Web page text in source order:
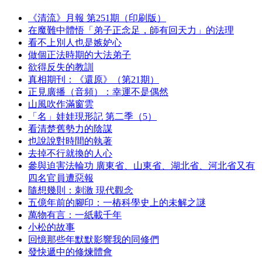
《清流》月報 第251期（印刷版）
在魔難中體悟「弟子正念足，師有回天力」的法理
看不上別人也是嫉妒心
做個正法時期的大法弟子
欲得反失的教訓
真相期刊：《還原》（第21期）
正見廣播（音頻）：幸運不是偶然
山風吹作滿窗雲
「名」娃娃現形記 第二季（5）
看清楚舊勢力的陰謀
也說說對時間的執著
去掉不行就換的人心
參與迫害法輪功 廣東省、山東省、湖北省、河北省又有
四名官員遭惡報
隨想幾則：刺激 現代觀念
五億年前的腳印：一樁科學史上的未解之謎
萬物有言：一紙載千年
小松的故事
回憶那些年默默影響我的同修們
發快遞中的修煉體會